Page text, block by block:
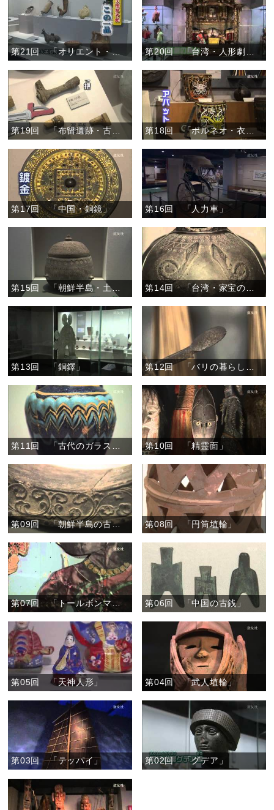
第21回 「オリエント・注口土器とリュトン」 第20回 「台湾・人形劇の人形」
第17回 「中国・銅鏡」 第16回 「人力車」
第15回 「朝鮮半島・土器の横笛」 第14回 「台湾・家宝の壷」
第13回 「銅鐸」
第10回 「精霊面」
第09回 「朝鮮半島の古代の瓦」 第08回 「円筒埴輪」
第06回 「中国の古銭」
第05回 「天神人形」 第04回 「武人埴輪」
第03回 「テッパイ」 第02回 「グデア」